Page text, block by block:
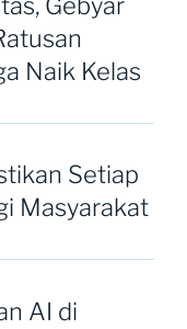
Naik Kelas
Setiap
Masyarakat
AI di